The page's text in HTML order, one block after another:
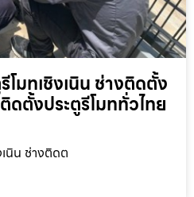
โมทเชิงเนิน ช่างติดตั้ง
ดตั้งประตูรีโมททั่วไทย
เนิน ช่างติดต